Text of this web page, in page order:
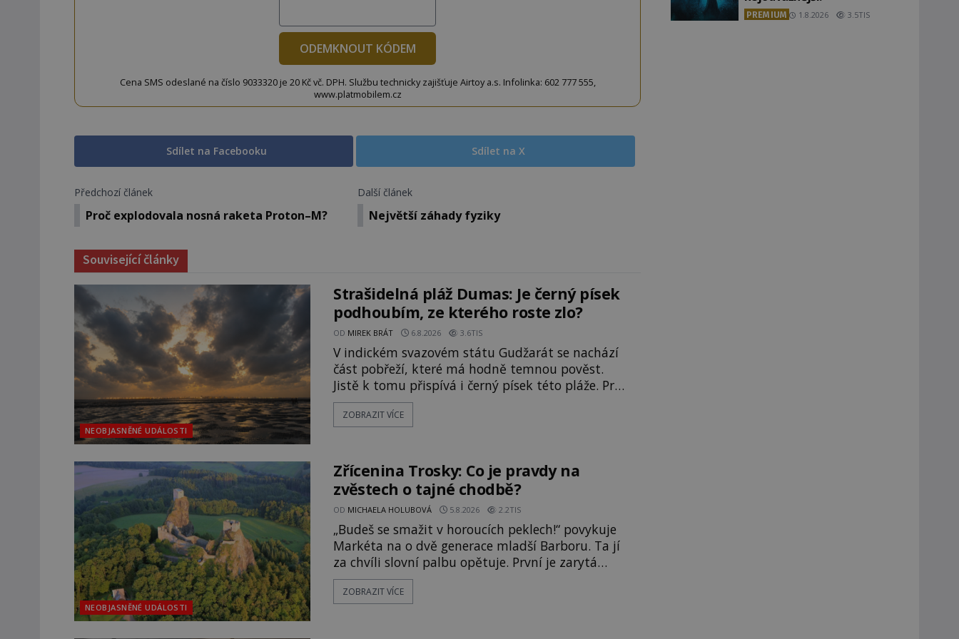
ODEMKNOUT KÓDEM
Cena SMS odeslané na číslo 9033320 je 20 Kč vč. DPH. Službu technicky zajišťuje Airtoy a.s. Infolinka: 602 777 555,
www.platmobilem.cz
Sdílet na Facebooku Sdílet na X
Předchozí článek
Proč explodovala nosná raketa Proton–M?
Další článek
Největší záhady fyziky
Související články
NEOBJASNĚNÉ UDÁLOSTI
Strašidelná pláž Dumas: Je černý písek
podhoubím, ze kterého roste zlo?
OD MIREK BRÁT 6.8.2026 3.6TIS
V indickém svazovém státu Gudžarát se nachází
část pobřeží, které má hodně temnou pověst.
Jistě k tomu přispívá i černý písek této pláže. Proč
má pláž takové netypické zbarvení? Nakolik jsou
pravdivé historky, že zde došlo k
pláž Dumas ve městě Surat. Gu
ZOBRAZIT VÍCE
NEOBJASNĚNÉ UDÁLOSTI
Zřícenina Trosky: Co je pravdy na
zvěstech o tajné chodbě?
OD MICHAELA HOLUBOVÁ 5.8.2026 2.2TIS
„Budeš se smažit v horoucích peklech!“ povykuje
Markéta na o dvě generace mladší Barboru. Ta jí
za chvíli slovní palbu opětuje. První je zarytá
katolička, druhá přesvědčená kališnice. A každá z
nich se usídlí na jedné z věží slavného hradu
ZOBRAZIT VÍCE
PREMIUM 1.8.2026 3.5TIS